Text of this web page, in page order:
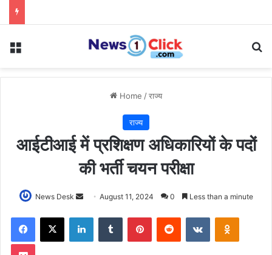
Menu
Home /राज्य
राज्य
आईटीआई में प्रशिक्षण अधिकारियों के पदों
की भर्ती चयन परीक्षा
News Desk
Send
email
August 11, 2024 0 Less than a minute
Facebook
X LinkedInTumblr PinterestReddit VKontakte
Pocket